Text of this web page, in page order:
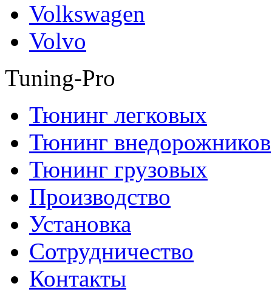
Volkswagen
Volvo
Tuning-Pro
Тюнинг легковых
Тюнинг внедорожников
Тюнинг грузовых
Производство
Установка
Сотрудничество
Контакты